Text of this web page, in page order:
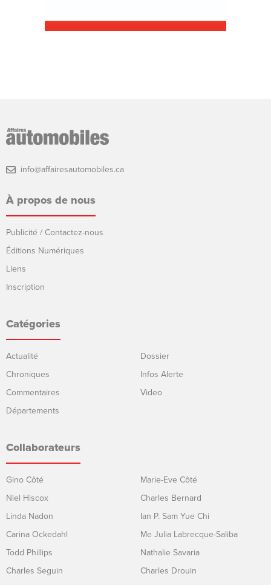
info@affairesautomobiles.ca
À propos de nous
Publicité / Contactez-nous
Éditions Numériques
Liens
Inscription
Catégories
Actualité
Chroniques
Commentaires
Départements
Dossier
Infos Alerte
Video
Collaborateurs
Gino Côté
Niel Hiscox
Linda Nadon
Carina Ockedahl
Todd Phillips
Charles Seguin
Marie-Eve Côté
Charles Bernard
Ian P. Sam Yue Chi
Me Julia Labrecque-Saliba
Nathalie Savaria
Charles Drouin